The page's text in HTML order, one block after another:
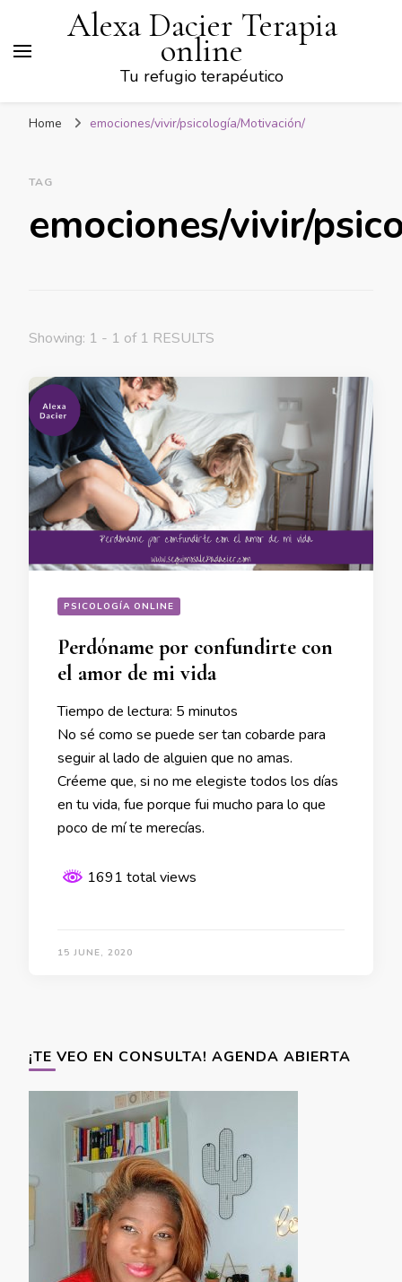
Alexa Dacier Terapia
online
Tu refugio terapéutico
Home emociones/vivir/psicología/Motivación/
TAG
emociones/vivir/
Showing: 1 - 1 of 1 RESULTS
PSICOLOGÍA ONLINE
Perdóname por confundirte con
el amor de mi vida
Tiempo de lectura: 5 minutos
No sé como se puede ser tan cobarde para
seguir al lado de alguien que no amas.
Créeme que, si no me elegiste todos los días
en tu vida, fue porque fui mucho para lo que
poco de mí te merecías.
1691 total views
15 JUNE, 2020
¡TE VEO EN CONSULTA! AGENDA ABIERTA